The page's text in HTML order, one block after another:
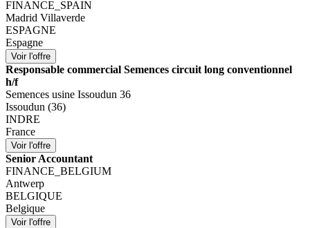
FINANCE_SPAIN
Madrid Villaverde
ESPAGNE
Espagne
Responsable commercial Semences circuit long conventionnel
h/f
Semences usine Issoudun 36
Issoudun (36)
INDRE
France
Senior Accountant
FINANCE_BELGIUM
Antwerp
BELGIQUE
Belgique